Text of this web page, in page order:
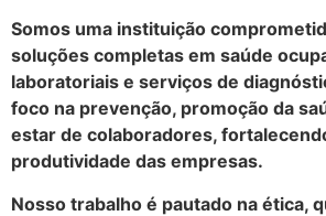
Somos uma instituição
soluções completas em saúde
laboratoriais e serviços de
foco na prevenção, promoção da
estar de colaboradores,
produtividade das empresas.
Nosso trabalho é pautado na ética,